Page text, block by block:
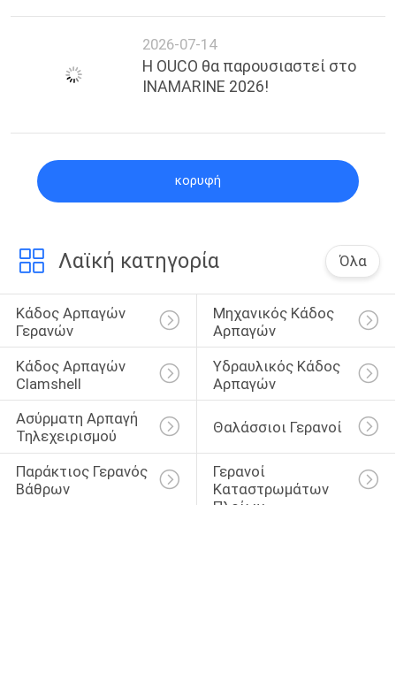
2026-07-14
Η OUCO θα παρουσιαστεί στο
INAMARINE 2026!
κορυφή
Λαϊκή κατηγορία Όλα
Κάδος Αρπαγών
Γερανών
Μηχανικός Κάδος
Αρπαγών
Κάδος Αρπαγών
Clamshell
Υδραυλικός Κάδος
Αρπαγών
Ασύρματη Αρπαγή
Τηλεχειρισμού
Θαλάσσιοι Γερανοί
Παράκτιος Γερανός
Βάθρων
Γερανοί
Καταστρωμάτων
Πλοίων